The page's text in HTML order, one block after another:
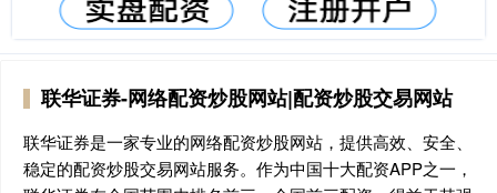
联华证券-网络配资炒股网站|配资炒股交易网站
联华证券是一家专业的网络配资炒股网站，提供高效、安全、
稳定的配资炒股交易网站服务。作为中国十大配资APP之一，